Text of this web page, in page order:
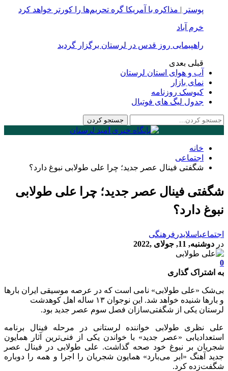
پوستر | مذاکره با آمریکا گره تحریم‌ها را کورتر خواهد کرد
خرم آباد
راهپیمایی روز قدس در لرستان برگزار گردید
قبلی بعدی
آب و هوای استان لرستان
نمای بازار
کیوسک روزنامه
جدول لیگ های فوتبال
خانه
اجتماعی
شگفتی فینال عصر جدید؛ چرا علی طولابی نبوغ دارد؟
شگفتی فینال عصر جدید؛ چرا علی طولابی
نبوغ دارد؟
اجتماعیاسلایدر فرهنگی
در دوشنبه, 11, جولای ,2022
0
به اشتراک گذاری
بی‌شک «علی طولابی» نامی است که در عرصه موسیقی ایران بارها
و بارها شنیده خواهد شد. این نوجوان ۱۳ ساله اهل کوهدشت
لرستان یکی از شگفتی‌سازان فصل سوم عصر جدید بود.
علی نظری طولابی خواننده لرستانی در مرحله فینال برنامه
استعدادیابی «عصر جدید» با خواندن یکی از فنی‌ترین آثار همایون
شجریان بر نبوغ خود صحه گذاشت. علی طولابی در فینال عصر
جدید آهنگ «ابر می‌بارد» همایون شجریان را اجرا و همه را دوباره
شگفت‌زده کرد.